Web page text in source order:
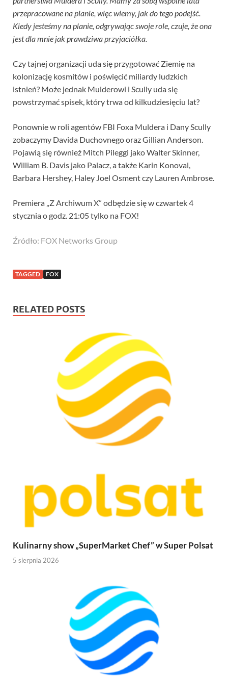
przepracowane na planie, więc wiemy, jak do tego podejść.
Kiedy jesteśmy na planie, odgrywając swoje role, czuje, że ona
jest dla mnie jak prawdziwa przyjaciółka.
Czy tajnej organizacji uda się przygotować Ziemię na
kolonizację kosmitów i poświęcić miliardy ludzkich
istnień? Może jednak Mulderowi i Scully uda się
powstrzymać spisek, który trwa od kilkudziesięciu lat?
Ponownie w roli agentów FBI Foxa Muldera i Dany Scully
zobaczymy Davida Duchovnego oraz Gillian Anderson.
Pojawią się również Mitch Pileggi jako Walter Skinner,
William B. Davis jako Palacz, a także Karin Konoval,
Barbara Hershey, Haley Joel Osment czy Lauren Ambrose.
Premiera „Z Archiwum X” odbędzie się w czwartek 4
stycznia o godz. 21:05 tylko na FOX!
Źródło: FOX Networks Group
TAGGED FOX
RELATED POSTS
Kulinarny show „SuperMarket Chef” w Super Polsat
5 sierpnia 2026